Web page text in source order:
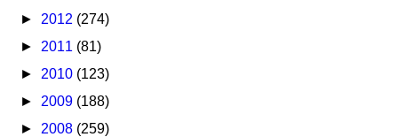
► 2012 (274)
► 2011 (81)
► 2010 (123)
► 2009 (188)
► 2008 (259)